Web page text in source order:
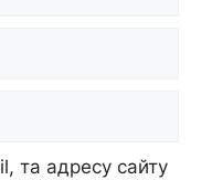
та адресу сайту